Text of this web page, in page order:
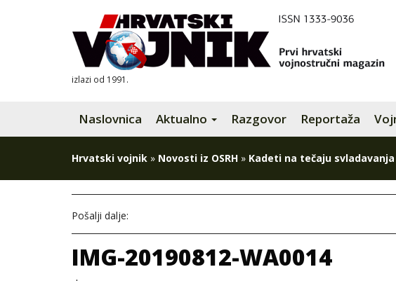
izlazi od 1991.
Naslovnica Aktualno Razgovor Reportaža
Hrvatski vojnik » Novosti iz OSRH » Kadeti na tečaju
Pošalji dalje:
IMG-20190812-WA0014